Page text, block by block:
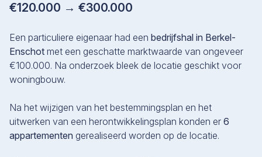
€120.000 → €300.000
Een particuliere eigenaar had een bedrijfshal in Berkel-
Enschot met een geschatte marktwaarde van ongeveer
€100.000. Na onderzoek bleek de locatie geschikt voor
woningbouw.
Na het wijzigen van het bestemmingsplan en het
uitwerken van een herontwikkelingsplan konden er 6
appartementen gerealiseerd worden op de locatie.